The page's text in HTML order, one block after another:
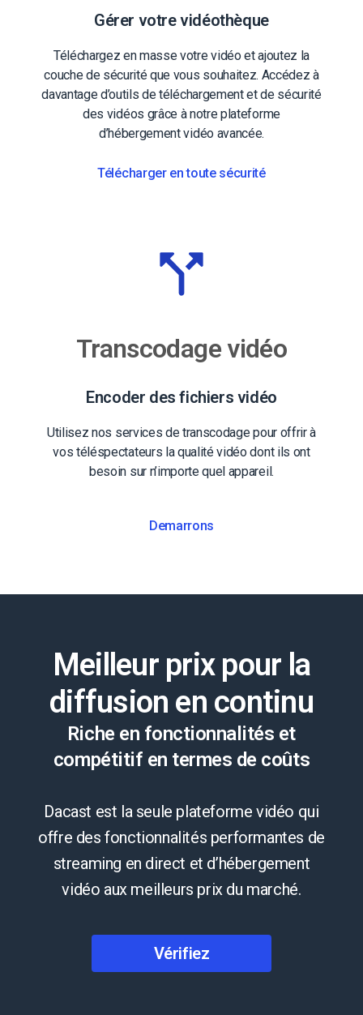
Gérer votre vidéothèque
Téléchargez en masse votre vidéo et ajoutez la
couche de sécurité que vous souhaitez. Accédez à
davantage d’outils de téléchargement et de sécurité
des vidéos grâce à notre plateforme
d’hébergement vidéo avancée.
Télécharger en toute sécurité
Transcodage vidéo
Encoder des fichiers vidéo
Utilisez nos services de transcodage pour offrir à
vos téléspectateurs la qualité vidéo dont ils ont
besoin sur n’importe quel appareil.
Demarrons
Meilleur prix pour la
diffusion en continu
Riche en fonctionnalités et
compétitif en termes de coûts
Dacast est la seule plateforme vidéo qui
offre des fonctionnalités performantes de
streaming en direct et d’hébergement
vidéo aux meilleurs prix du marché.
Vérifiez